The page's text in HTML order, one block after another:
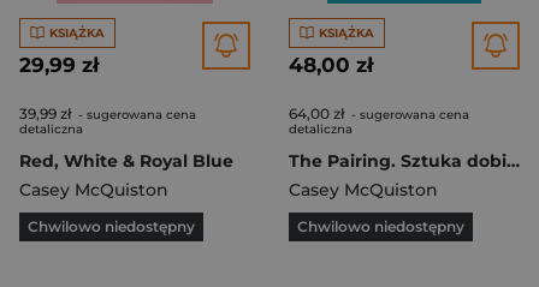
KSIĄŻKA
29,99 zł
39,99 zł - sugerowana cena
detaliczna
Red, White & Royal Blue
Casey McQuiston
Chwilowo niedostępny
KSIĄŻKA
48,00 zł
64,00 zł - sugerowana cena
detaliczna
The Pairing. Sztuka dobierania DL
Casey McQuiston
Chwilowo niedostępny